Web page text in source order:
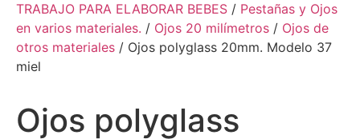
TRABAJO PARA ELABORAR BEBES / Pestañas y Ojos
en varios materiales. / Ojos 20 milímetros / Ojos de
otros materiales / Ojos polyglass 20mm. Modelo 37
miel
Ojos polyglass